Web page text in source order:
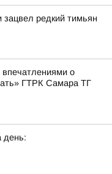
зацвел редкий тимьян
о
ГТРК Самара ТГ
день: